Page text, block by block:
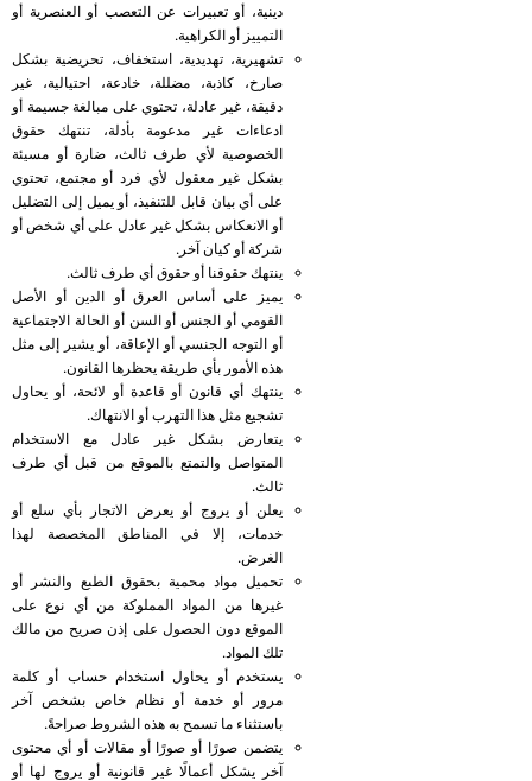
دينية، أو تعبيرات عن التعصب أو العنصرية أو
التمييز أو الكراهية.
تشهيرية، تهديدية، استخفاف، تحريضية بشكل
صارخ، كاذبة، مضللة، خادعة، احتيالية، غير
دقيقة، غير عادلة، تحتوي على مبالغة جسيمة أو
ادعاءات غير مدعومة بأدلة، تنتهك حقوق
الخصوصية لأي طرف ثالث، ضارة أو مسيئة
بشكل غير معقول لأي فرد أو مجتمع، تحتوي
على أي بيان قابل للتنفيذ، أو يميل إلى التضليل
أو الانعكاس بشكل غير عادل على أي شخص أو
شركة أو كيان آخر.
ينتهك حقوقنا أو حقوق أي طرف ثالث.
يميز على أساس العرق أو الدين أو الأصل
القومي أو الجنس أو السن أو الحالة الاجتماعية
أو التوجه الجنسي أو الإعاقة، أو يشير إلى مثل
هذه الأمور بأي طريقة يحظرها القانون.
ينتهك أي قانون أو قاعدة أو لائحة، أو يحاول
تشجيع مثل هذا التهرب أو الانتهاك.
يتعارض بشكل غير عادل مع الاستخدام
المتواصل والتمتع بالموقع من قبل أي طرف
ثالث.
يعلن أو يروج أو يعرض الاتجار بأي سلع أو
خدمات، إلا في المناطق المخصصة لهذا
الغرض.
تحميل مواد محمية بحقوق الطبع والنشر أو
غيرها من المواد المملوكة من أي نوع على
الموقع دون الحصول على إذن صريح من مالك
تلك المواد.
يستخدم أو يحاول استخدام حساب أو كلمة
مرور أو خدمة أو نظام خاص بشخص آخر
باستثناء ما تسمح به هذه الشروط صراحةً.
يتضمن صورًا أو صورًا أو مقالات أو أي محتوى
آخر يشكل أعمالًا غير قانونية أو يروج لها أو